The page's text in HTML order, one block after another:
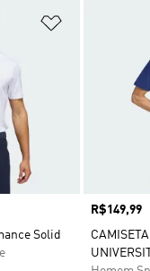
Adicionar à
Solid
Preço
R$149,99